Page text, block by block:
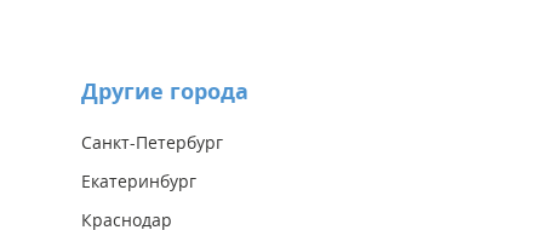
Другие города
Санкт-Петербург
Екатеринбург
Краснодар